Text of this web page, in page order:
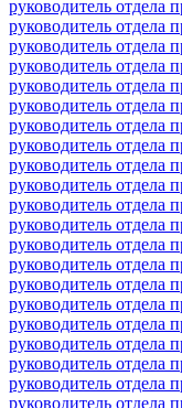
руководитель отдела
руководитель отдела
руководитель отдела
руководитель отдела
руководитель отдела
руководитель отдела
руководитель отдела
руководитель отдела
руководитель отдела
руководитель отдела
руководитель отдела
руководитель отдела
руководитель отдела
руководитель отдела
руководитель отдела
руководитель отдела
руководитель отдела
руководитель отдела
руководитель отдела
руководитель отдела
руководитель отдела